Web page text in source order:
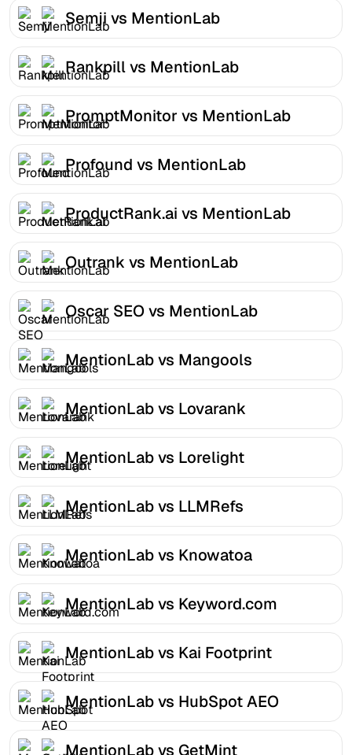
Semji vs MentionLab
Rankpill vs MentionLab
PromptMonitor vs MentionLab
Profound vs MentionLab
ProductRank.ai vs MentionLab
Outrank vs MentionLab
Oscar SEO vs MentionLab
MentionLab vs Mangools
MentionLab vs Lovarank
MentionLab vs Lorelight
MentionLab vs LLMRefs
MentionLab vs Knowatoa
MentionLab vs Keyword.com
MentionLab vs Kai Footprint
MentionLab vs HubSpot AEO
MentionLab vs GetMint